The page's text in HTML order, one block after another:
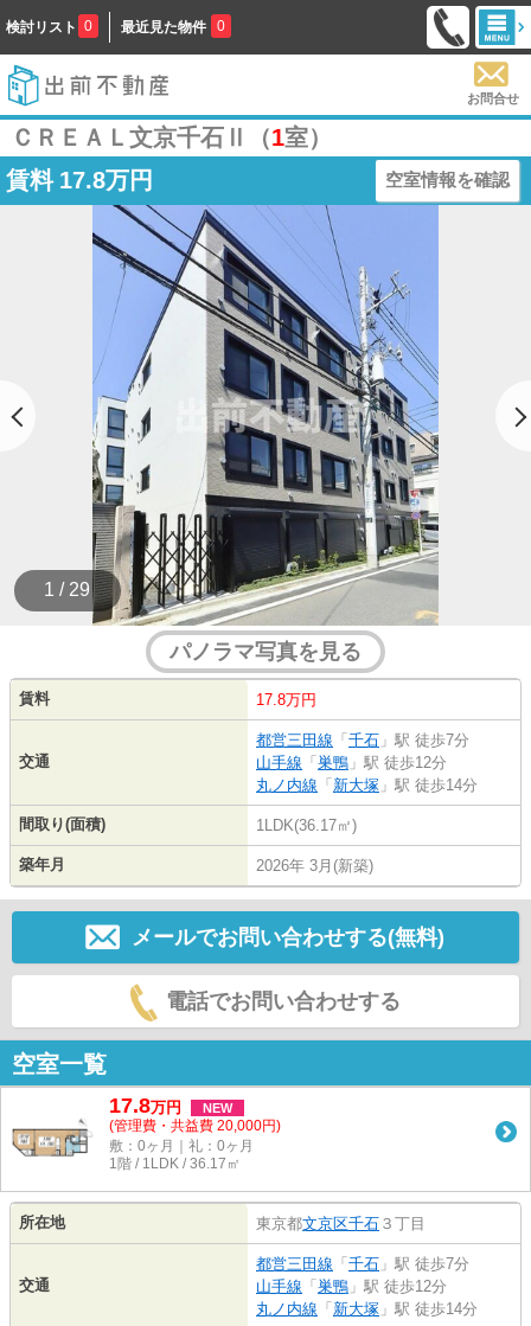
検討リスト 0 最近見た物件 0
お問合せ
ＣＲＥＡＬ文京千石Ⅱ（1室）
賃料 17.8万円 空室情報を確認
1 / 29
パノラマ写真を見る
賃料 17.8万円
交通
都営三田線 「 千石 」駅 徒歩7分
山手線 「 巣鴨 」駅 徒歩12分
丸ノ内線 「 新大塚 」駅 徒歩14分
間取り(面積) 1LDK(36.17㎡)
築年月 2026年 3月(新築)
メールでお問い合わせする(無料)
電話でお問い合わせする
空室一覧
17.8万円 NEW
(管理費・共益費 20,000円)
敷：0ヶ月｜礼：0ヶ月
1階 / 1LDK / 36.17㎡
所在地 東京都文京区千石 ３丁目
交通
都営三田線 「 千石 」駅 徒歩7分
山手線 「 巣鴨 」駅 徒歩12分
丸ノ内線 「 新大塚 」駅 徒歩14分